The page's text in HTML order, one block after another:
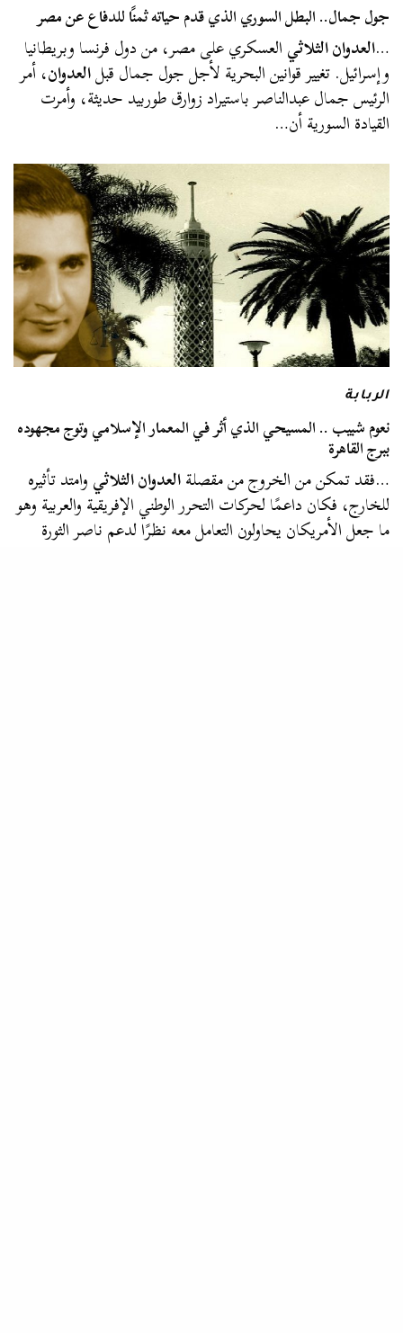
جول جمال.. البطل السوري الذي قدم حياته ثمنًا للدفاع عن مصر
…العدوان الثلاثيالعسكري على مصر، من دول فرنسا وبريطانيا
وإسرائيل. تغيير قوانين البحرية لأجل جول جمال قبلالعدوان، أمر
الرئيس جمال عبدالناصر باستيراد زوارق طوربيد حديثة، وأمرت
القيادة السورية أن…
الربابة
نعوم شبيب .. المسيحي الذي أثر في المعمار الإسلامي وتوج مجهوده
ببرج القاهرة
…فقد تمكن من الخروج من مقصلةالعدوان الثلاثيوامتد تأثيره
للخارج، فكان داعمًا لحركات التحرر الوطني الإفريقية والعربية وهو
ما جعل الأمريكان يحاولون التعامل معه نظرًا لدعم ناصر الثورة